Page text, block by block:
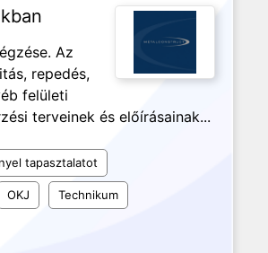
Az
repedés,
felületi
terveinek és előírásainak...
tapasztalatot
OKJ Technikum